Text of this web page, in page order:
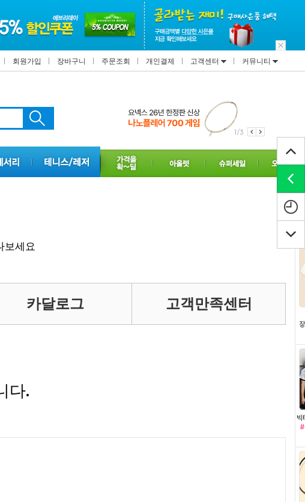
회원가입 장바구니 주문조회 개인결제 고객센터 커뮤니티
2/3
보세요
카달로그 고객만족센터
다.